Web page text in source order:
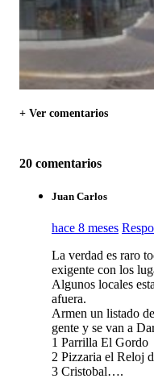
+ Ver comentarios
20 comentarios
Juan Carlos
hace 8 meses
La verdad es raro
exigente con los
Algunos locales
afuera.
Armen un listado
gente y se van a
1 Parrilla El Gordo
2 Pizzaria el Reloj
3 Cristobal….